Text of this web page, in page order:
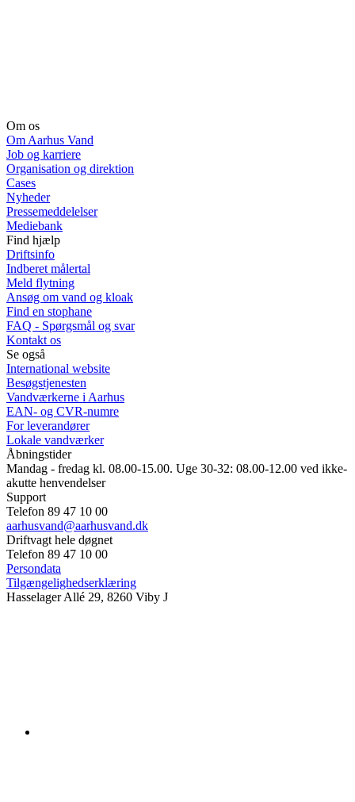
Om os
Om Aarhus Vand
Job og karriere
Organisation og direktion
Cases
Nyheder
Pressemeddelelser
Mediebank
Find hjælp
Driftsinfo
Indberet målertal
Meld flytning
Ansøg om vand og kloak
Find en stophane
FAQ - Spørgsmål og svar
Kontakt os
Se også
International website
Besøgstjenesten
Vandværkerne i Aarhus
EAN- og CVR-numre
For leverandører
Lokale vandværker
Åbningstider
Mandag - fredag kl. 08.00-15.00. Uge 30-32: 08.00-12.00 ved ikke-
akutte henvendelser
Support
Telefon 89 47 10 00
aarhusvand@aarhusvand.dk
Driftvagt hele døgnet
Telefon 89 47 10 00
Persondata
Tilgængelighedserklæring
Hasselager Allé 29, 8260 Viby J